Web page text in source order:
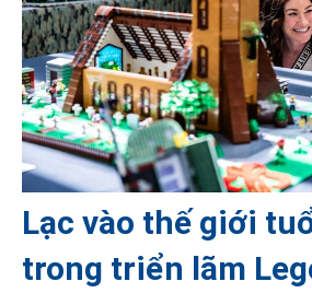
Lạc vào thế giới
trong triển lãm